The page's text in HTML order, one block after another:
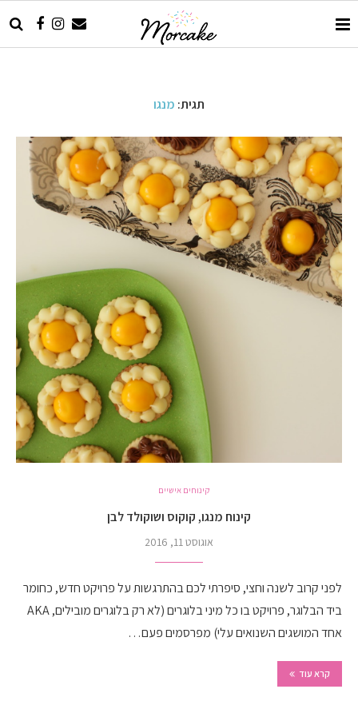
תגית: מנגו
קינוחים אישיים
קינוח מנגו, קוקוס ושוקולד לבן
אוגוסט 11, 2016
לפני קרוב לשנה וחצי, סיפרתי לכם בהתרגשות על פרויקט חדש, כחומר
ביד הבלוגר, פרויקט בו כל מיני בלוגרים (לא רק בלוגרים מובילים, AKA
אחד המושגים השנואים עלי) מפרסמים פעם…
קרא עוד